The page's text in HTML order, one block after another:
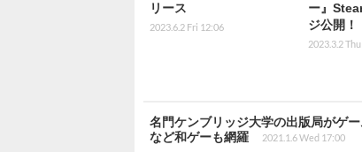
リース
2023.6.2 Fri 12:06
ー』
ジ公開！
2023.3.2
名門ケンブリッジ大学の出版局がゲ
など和ゲーも網羅
2021.1.6 Wed 17:00